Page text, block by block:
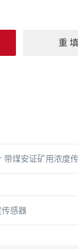
带煤安证矿用浓度
感器